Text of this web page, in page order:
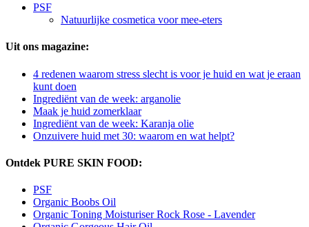
PSF
Natuurlijke cosmetica voor mee-eters
Uit ons magazine:
4 redenen waarom stress slecht is voor je huid en wat je eraan
kunt doen
Ingrediënt van de week: arganolie
Maak je huid zomerklaar
Ingrediënt van de week: Karanja olie
Onzuivere huid met 30: waarom en wat helpt?
Ontdek PURE SKIN FOOD:
PSF
Organic Boobs Oil
Organic Toning Moisturiser Rock Rose - Lavender